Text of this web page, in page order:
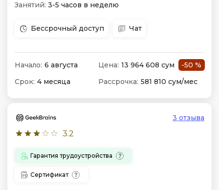
Занятий: 3-5 часов в неделю
Бессрочный доступ Чат
Начало: 6 августа Цена: 13 964 608 сум
-50 %
Срок: 4 месяца Рассрочка: 581 810 сум/мес
3.2
3 отзыва
Гарантия трудоустройства
Сертификат